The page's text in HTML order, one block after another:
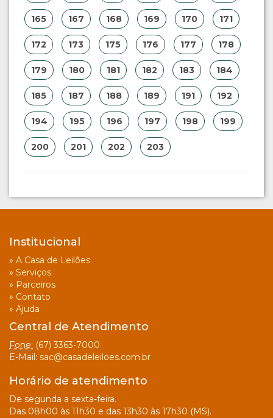
165 167 168 169 170 171
172 173 175 176 177 178
179 180 181 182 183 184
185 187 188 189 191 192
194 195 196 197 198 199
200 201 202 203
Institucional
» A Casa de Leilões
» Serviços
» Parceiros
» Contato
» Ajuda
Central de Atendimento
Fone: (67) 3363-7000
E-Mail: sac@casadeleiloes.com.br
Horário de atendimento
De segunda a sexta-feira.
Das 08h00 às 11h30 e das 13h30 às 17h30 (MS).